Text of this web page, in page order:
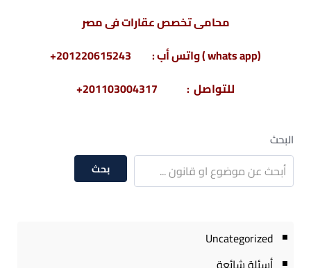
محامى تخصص عقارات فى مصر
(whats app ) واتس أب : 201220615243+
للتواصل : 201103004317+
البحث
بحث
Uncategorized